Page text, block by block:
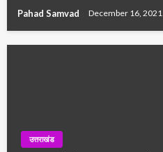
Pahad Samvad December 16, 2021
उत्तराखंड